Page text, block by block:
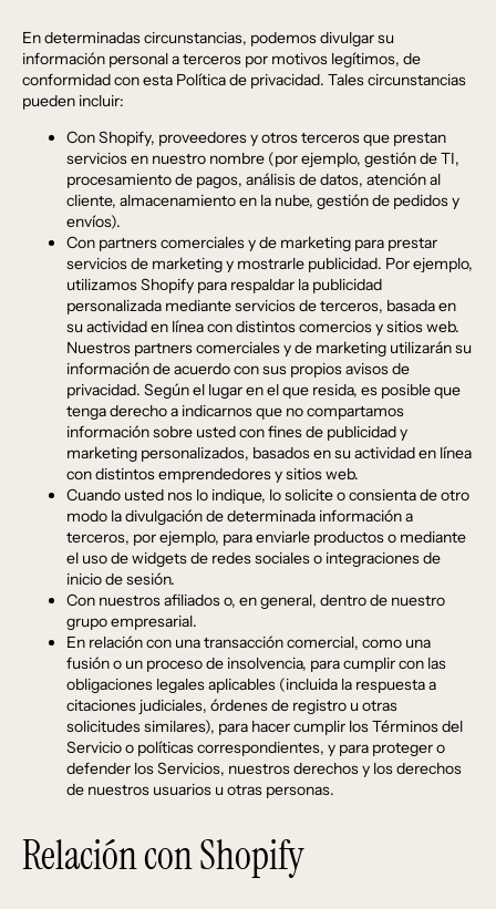
En determinadas circunstancias, podemos divulgar su
información personal a terceros por motivos legítimos, de
conformidad con esta Política de privacidad. Tales circunstancias
pueden incluir:
Con Shopify, proveedores y otros terceros que prestan
servicios en nuestro nombre (por ejemplo, gestión de TI,
procesamiento de pagos, análisis de datos, atención al
cliente, almacenamiento en la nube, gestión de pedidos y
envíos).
Con partners comerciales y de marketing para prestar
servicios de marketing y mostrarle publicidad. Por ejemplo,
utilizamos Shopify para respaldar la publicidad
personalizada mediante servicios de terceros, basada en
su actividad en línea con distintos comercios y sitios web.
Nuestros partners comerciales y de marketing utilizarán su
información de acuerdo con sus propios avisos de
privacidad. Según el lugar en el que resida, es posible que
tenga derecho a indicarnos que no compartamos
información sobre usted con fines de publicidad y
marketing personalizados, basados en su actividad en línea
con distintos emprendedores y sitios web.
Cuando usted nos lo indique, lo solicite o consienta de otro
modo la divulgación de determinada información a
terceros, por ejemplo, para enviarle productos o mediante
el uso de widgets de redes sociales o integraciones de
inicio de sesión.
Con nuestros afiliados o, en general, dentro de nuestro
grupo empresarial.
En relación con una transacción comercial, como una
fusión o un proceso de insolvencia, para cumplir con las
obligaciones legales aplicables (incluida la respuesta a
citaciones judiciales, órdenes de registro u otras
solicitudes similares), para hacer cumplir los Términos del
Servicio o políticas correspondientes, y para proteger o
defender los Servicios, nuestros derechos y los derechos
de nuestros usuarios u otras personas.
Relación con Shopify